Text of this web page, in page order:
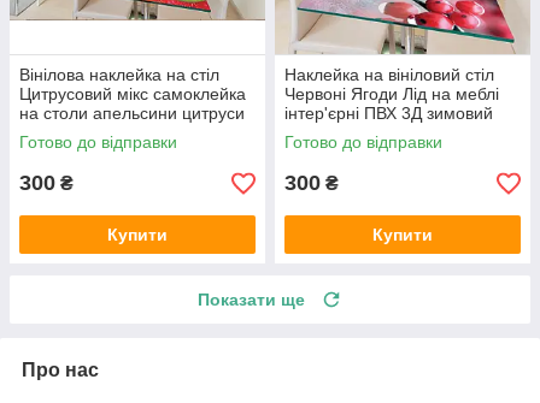
Вінілова наклейка на стіл
Цитрусовий мікс самоклейка
на столи апельсини цитруси
абстракція 600х1200 мм
Готово до відправки
300 ₴
Купити
Наклейка на вініловий стіл
Червоні Ягоди Лід на меблі
інтер'єрні ПВХ 3Д зимовий
натюрморт 600х1200 мм
Готово до відправки
300 ₴
Купити
Показати ще
Про нас